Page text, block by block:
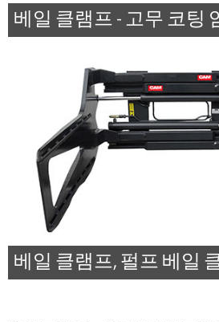
베일 클램프 - 고무 코팅 암
베일 클램프, 펄프 베일 클